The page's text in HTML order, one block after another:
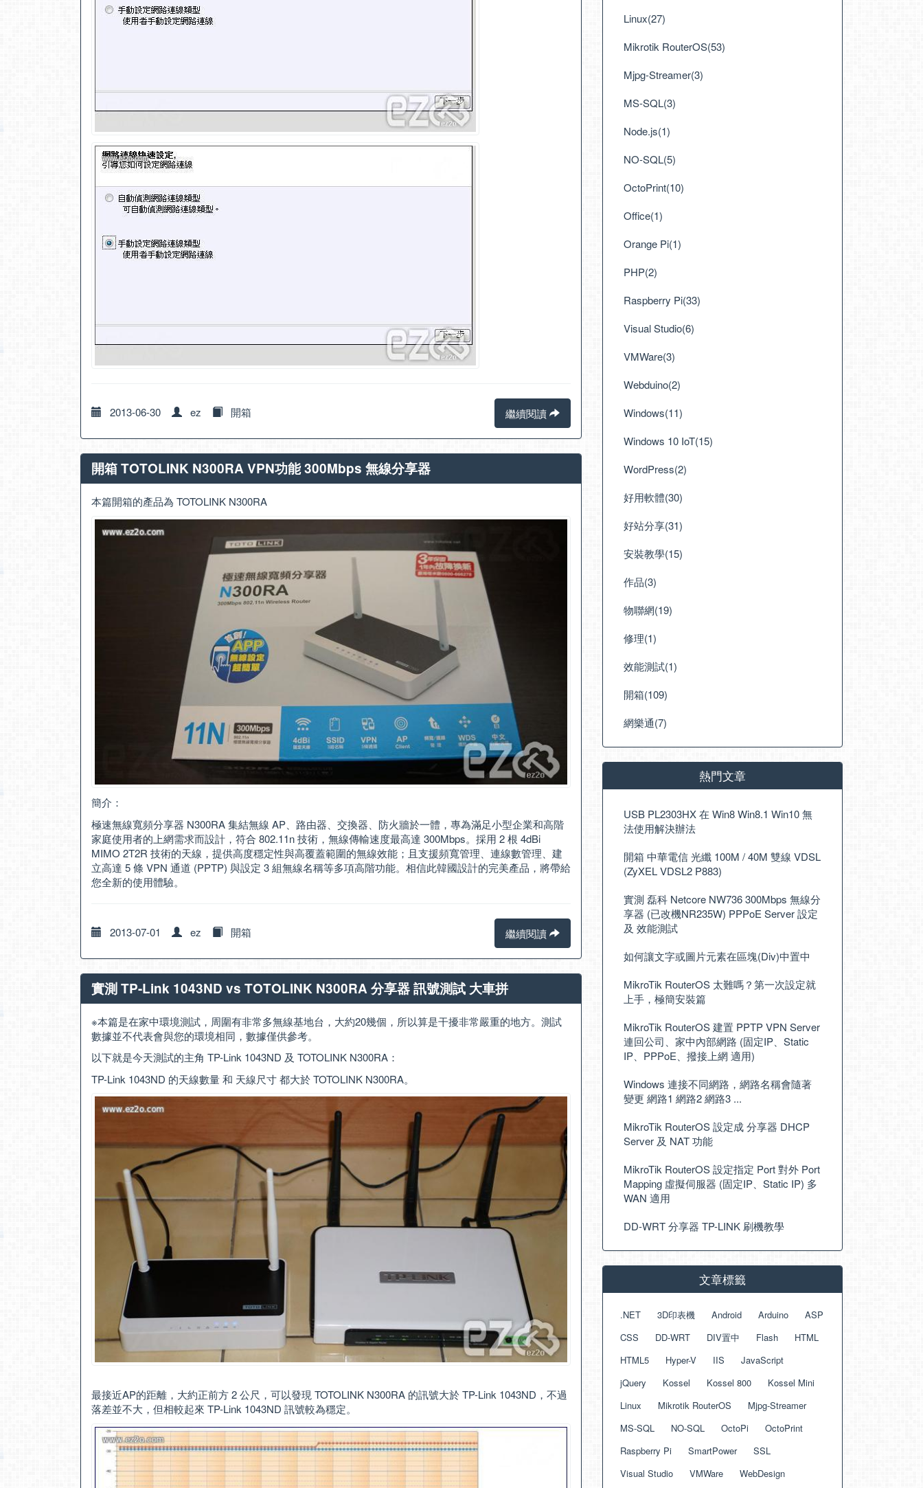
2013-06-30 ez 開箱 繼續閱讀
開箱 TOTOLINK N300RA VPN功能 300Mbps 無線分享器
本篇開箱的產品為 TOTOLINK N300RA
簡介：
極速無線寬頻分享器 N300RA 集結無線 AP、路由器、交換器、防火牆於一體，專為滿足小型企業和高階
家庭使用者的上網需求而設計，符合 802.11n 技術，無線傳輸速度最高達 300Mbps。採用 2 根 4dBi
MIMO 2T2R 技術的天線，提供高度穩定性與高覆蓋範圍的無線效能；且支援頻寬管理、連線數管理、建
立高達 5 條 VPN 通道 (PPTP) 與設定 3 組無線名稱等多項高階功能。相信此韓國設計的完美產品，將帶給
您全新的使用體驗。
2013-07-01 ez 開箱 繼續閱讀
實測 TP-Link 1043ND vs TOTOLINK N300RA 分享器 訊號測試 大車拼
※本篇是在家中環境測試，周圍有非常多無線基地台，大約20幾個，所以算是干擾非常嚴重的地方。測試
數據並不代表會與您的環境相同，數據僅供參考。
以下就是今天測試的主角 TP-Link 1043ND 及 TOTOLINK N300RA：
TP-Link 1043ND 的天線數量 和 天線尺寸 都大於 TOTOLINK N300RA。
最接近AP的距離，大約正前方 2 公尺，可以發現 TOTOLINK N300RA 的訊號大於 TP-Link 1043ND，不過
落差並不大，但相較起來 TP-Link 1043ND 訊號較為穩定。
Linux(27)
Mikrotik RouterOS(53)
Mjpg-Streamer(3)
MS-SQL(3)
Node.js(1)
NO-SQL(5)
OctoPrint(10)
Office(1)
Orange Pi(1)
PHP(2)
Raspberry Pi(33)
Visual Studio(6)
VMWare(3)
Webduino(2)
Windows(11)
Windows 10 IoT(15)
WordPress(2)
好用軟體(30)
好站分享(31)
安裝教學(15)
作品(3)
物聯網(19)
修理(1)
效能測試(1)
開箱(109)
網樂通(7)
熱門文章
USB PL2303HX 在 Win8 Win8.1 Win10 無
法使用解決辦法
開箱 中華電信 光纖 100M / 40M 雙線 VDSL
(ZyXEL VDSL2 P883)
實測 磊科 Netcore NW736 300Mbps 無線分
享器 (已改機NR235W) PPPoE Server 設定
及 效能測試
如何讓文字或圖片元素在區塊(Div)中置中
MikroTik RouterOS 太難嗎？第一次設定就
上手，極簡安裝篇
MikroTik RouterOS 建置 PPTP VPN Server
連回公司、家中內部網路 (固定IP、Static
IP、PPPoE、撥接上網 適用)
Windows 連接不同網路，網路名稱會隨著
變更 網路1 網路2 網路3 ...
MikroTik RouterOS 設定成 分享器 DHCP
Server 及 NAT 功能
MikroTik RouterOS 設定指定 Port 對外 Port
Mapping 虛擬伺服器 (固定IP、Static IP) 多
WAN 適用
DD-WRT 分享器 TP-LINK 刷機教學
文章標籤
.NET 3D印表機 Android Arduino
ASP
CSS
DD-WRT DIV置中 Flash
HTML
HTML5
Hyper-V IIS
JavaScript
jQuery
Kossel Kossel 800
Kossel Mini
Linux
Mikrotik RouterOS
Mjpg-Streamer
MS-SQL
NO-SQL OctoPi
OctoPrint
Raspberry Pi
SmartPower
SSL
Visual Studio
VMWare WebDesign